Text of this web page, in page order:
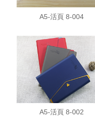
A5-活頁 8-004
A5-活頁 8-002